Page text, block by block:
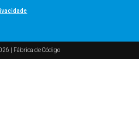
| Fábrica de Código